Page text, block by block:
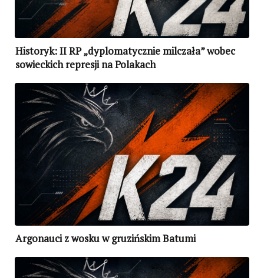
Historyk: II RP „dyplomatycznie milczała” wobec
sowieckich represji na Polakach
Argonauci z wosku w gruzińskim Batumi